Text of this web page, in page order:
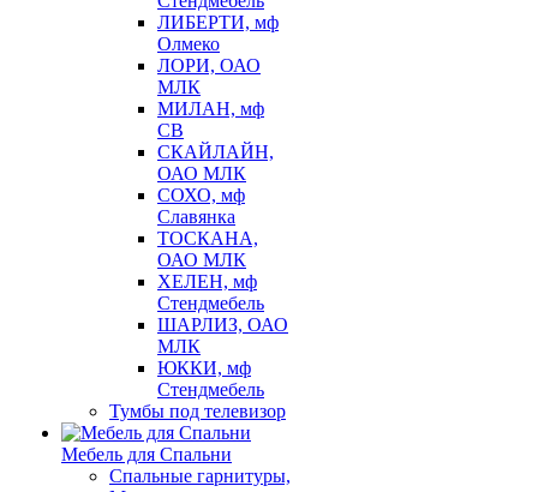
ЛИБЕРТИ, мф
Олмеко
ЛОРИ, ОАО
МЛК
МИЛАН, мф
СВ
СКАЙЛАЙН,
ОАО МЛК
СОХО, мф
Славянка
ТОСКАНА,
ОАО МЛК
ХЕЛЕН, мф
Стендмебель
ШАРЛИЗ, ОАО
МЛК
ЮККИ, мф
Стендмебель
Тумбы под телевизор
Мебель для Спальни
Спальные гарнитуры,